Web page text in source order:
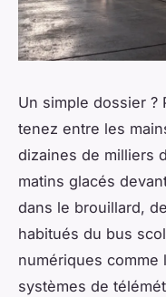
Un simple dossier ?
tenez entre les
dizaines de milliers
matins glacés
dans le brouillard,
habitués du bus
numériques comme
systèmes de